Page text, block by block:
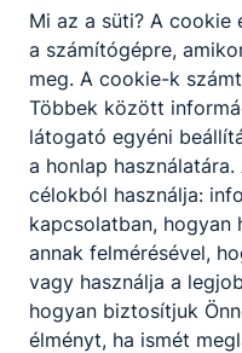
Megosztás
Mi az a süti? A cookie
a számítógépre,
meg. A cookie-k
Többek között
látogató egyéni
a honlap használatára.
célokból használja:
kapcsolatban, hogyan
annak felmérésével,
vagy használja a
hogyan biztosítjuk
élményt, ha ismét